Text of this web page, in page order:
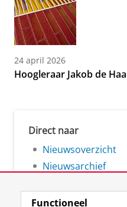
24 april 2026
Hoogleraar Jakob de
Direct naar
Nieuwsoverzicht
Nieuwsarchief
Functioneel